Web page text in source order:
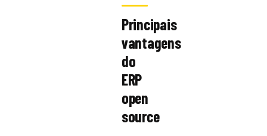
Principais
vantagens
do
ERP
open
source